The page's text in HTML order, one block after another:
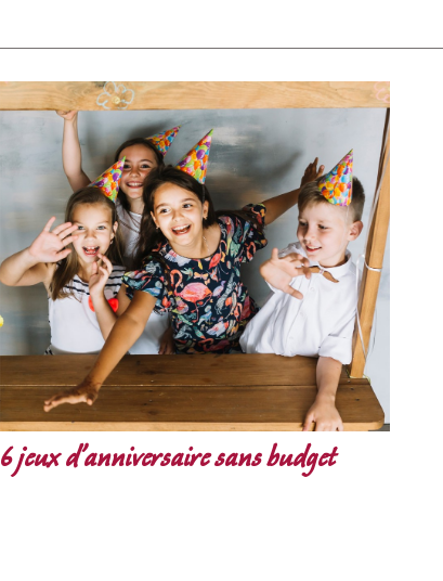
6 jeux d’anniversaire sans budget